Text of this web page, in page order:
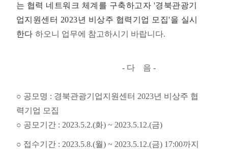
는 협력 네트워크 체계를 구축하고자 '경북관광기
업지원센터 2023년 비상주 협력기업 모집'을 실시
한다 하오니 업무에 참고하시기 바랍니다.
- 다 음 -
○ 공모명 : 경북관광기업지원센터 2023년 비상주 협
력기업 모집
○ 공모기간 : 2023.5.2.(화) ~ 2023.5.12.(금)
○ 접수기간 : 2023.5.8.(월) ~ 2023.5.12.(금) 17:00까지